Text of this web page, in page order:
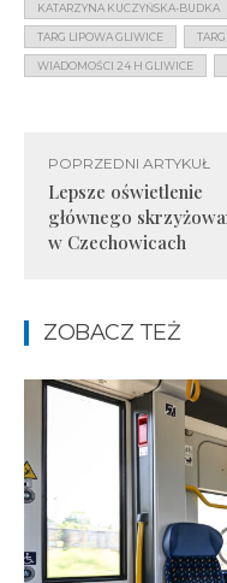
KATARZYNA KUCZYŃSKA-BUDKA
TARG LIPOWA GLIWICE
WIADOMOŚCI 24 H GLIWICE
POPRZEDNI ARTYKUŁ
Lepsze oświetlenie
głównego
w Czechowicach
ZOBACZ TEŻ